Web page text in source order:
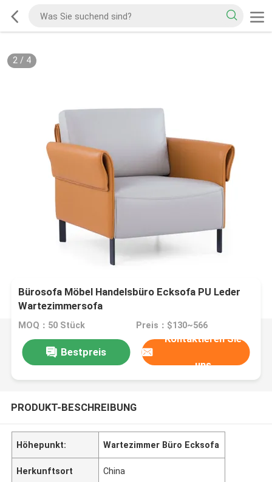
2/ 4
Bürosofa Möbel Handelsbüro Ecksofa PU Leder
Wartezimmersofa
MOQ：50 Stück Preis：$130~566
Bestpreis
Kontaktieren Sie
uns
PRODUKT-BESCHREIBUNG
Höhepunkt: Wartezimmer Büro Ecksofa
Herkunftsort China